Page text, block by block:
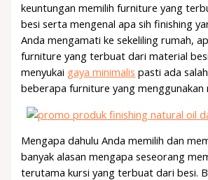
keuntungan memilih furniture yang
besi serta mengenal apa sih finishing
Anda mengamati ke sekeliling rumah,
furniture yang terbuat dari material
menyukai gaya minimalis pasti ada
beberapa furniture yang menggunakan
Mengapa dahulu Anda memilih dan
banyak alasan mengapa seseorang
terutama kursi yang terbuat dari besi.